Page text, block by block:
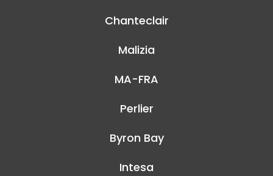
Chanteclair
Malizia
MA-FRA
Perlier
Byron Bay
Intesa